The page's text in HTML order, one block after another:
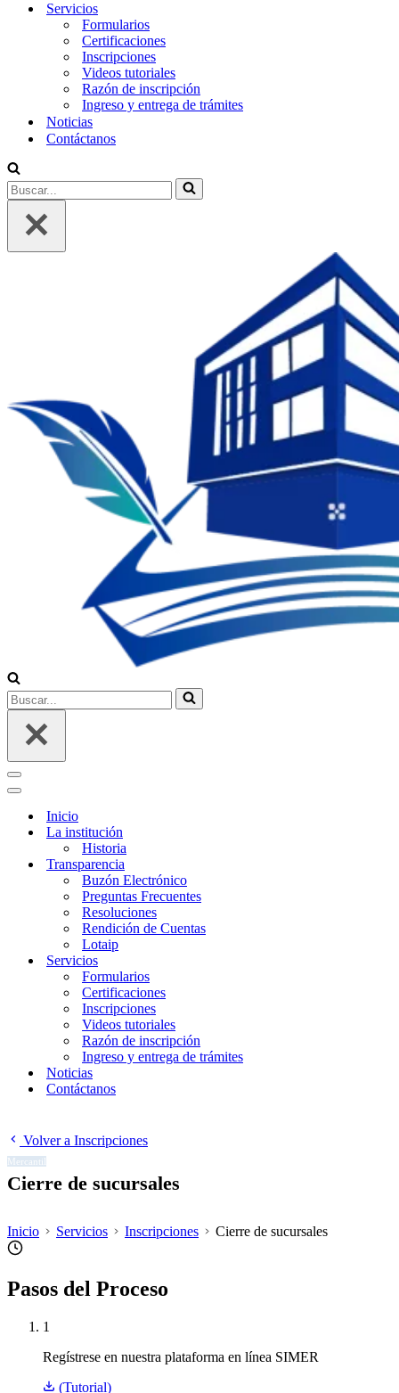
Servicios
Formularios
Certificaciones
Inscripciones
Videos tutoriales
Razón de inscripción
Ingreso y entrega de trámites
Noticias
Contáctanos
Buscar...
Buscar...
Menú
de
Menú
navegación
Inicio
La institución
Historia
Transparencia
Buzón Electrónico
Preguntas Frecuentes
Resoluciones
Rendición de Cuentas
Lotaip
Servicios
Formularios
Certificaciones
Inscripciones
Videos tutoriales
Razón de inscripción
Ingreso y entrega de trámites
Noticias
Contáctanos
Volver a Inscripciones
Mercantil
Cierre de sucursales
Inicio Servicios Inscripciones Cierre de sucursales
Pasos del Proceso
1
Regístrese en nuestra plataforma en línea SIMER
(Tutorial)